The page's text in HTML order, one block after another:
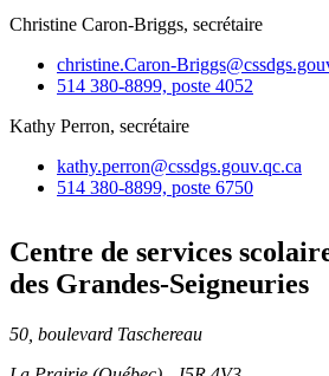
Christine Caron-Briggs, secrétaire
christine.Caron-
514 380-8899, poste 4052
Kathy Perron, secrétaire
kathy.perron@cssdgs.gouv.qc.ca
514 380-8899, poste 6750
Centre de services
des Grandes‑Seigneuries
50, boulevard Taschereau